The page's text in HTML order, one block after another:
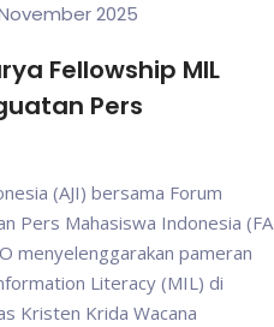
2025
Fellowship MIL
Pers
(AJI) bersama Forum
Pers Mahasiswa Indonesia (FA
menyelenggarakan pameran
Literacy (MIL) di
Kristen Krida Wacana